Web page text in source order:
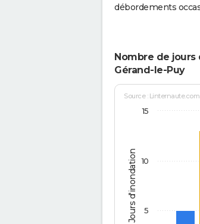
débordements
Nombre de
Gérand-le-Puy
Jours d'inondation
Source :
5
10
15